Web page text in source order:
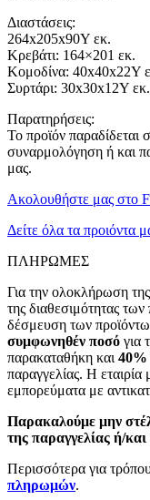
Διαστάσεις:
264x205x90Υ εκ.
Κρεβάτι: 164×201 εκ.
Κομοδίνα: 40x40x22Υ
Συρτάρι: 30x30x12Υ εκ.
Παρατηρήσεις:
Το προϊόν παραδίδεται
συναρμολόγηση ή και
μας.
Ακολουθήστε μας στο
Δείτε όλα τα προιόντα
ΠΛΗΡΩΜΕΣ
Για την ολοκλήρωση της
της διαθεσιμότητας των
δέσμευση των
συμφωνηθέν ποσό για
παρακαταθήκη και 40%
παραγγελίας. Η εταιρία
εμπορεύματα με
Παρακαλούμε μην
της παραγγελίας ή/και
Περισσότερα για
πληρωμών.